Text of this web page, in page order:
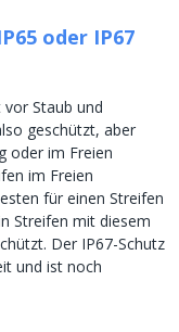
oder IP67
vor Staub und
geschützt, aber
oder im Freien
im Freien
für einen Streifen
Streifen mit diesem
Der IP67-Schutz
und ist noch